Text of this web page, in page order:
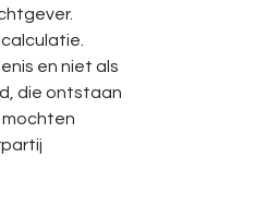
en niet als
die ontstaan
mochten